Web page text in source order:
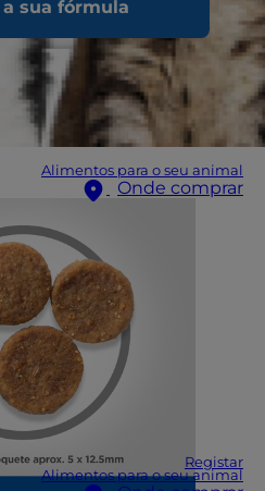
sua fórmula
Alimentos para o seu animal
Onde comprar
Registar
Alimentos para o seu animal